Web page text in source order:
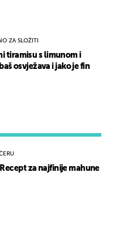
za najfinije mahune
ZA SLOŽITI
tiramisu s limunom i
osvježava i jako je fin